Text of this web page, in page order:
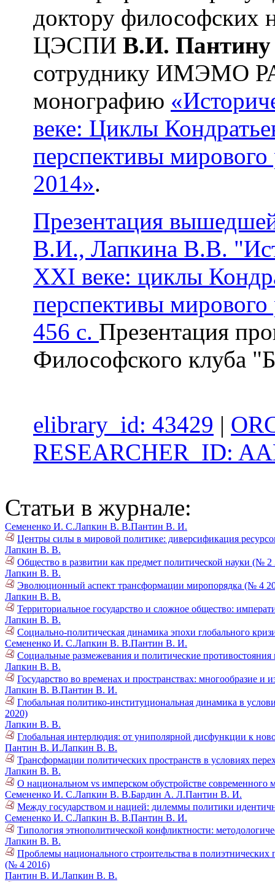
доктору философских
ЦЭСПИ В.И. Пантину
сотруднику ИМЭМО
монографию
веке: Циклы
перспективы
2014».
Презентация
В.И., Лапкина В.В.
XXI веке: циклы
перспективы
456 с. Презентация
Философского клуба
elibrary_id: 43429 |
RESEARCHER_ID:
Статьи в журнале:
Семененко И. С.Лапкин В. В.Пантин В. И.
Центры силы в мировой политике: диверсификация
Лапкин В. В.
Общество в развитии как предмет политической науки (№ 2
Лапкин В. В.
Эволюционный аспект трансформации миропорядка (№ 4
Лапкин В. В.
Территориальное государство и сложное общество:
Лапкин В. В.
Социально-политическая динамика эпохи глобального
Семененко И. С.Лапкин В. В.Пантин В. И.
Социальные размежевания и политические
Лапкин В. В.
Государство во временах и пространствах: многообразие и
Лапкин В. В.Пантин В. И.
Глобальная политико-институциональная динамика в
2020)
Лапкин В. В.
Глобальная интерлюдия: от униполярной дисфункции к
Пантин В. И.Лапкин В. В.
Трансформации политических пространств в условиях
Лапкин В. В.
О национальном vs имперском обустройстве современного
Семененко И. С.Лапкин В. В.Бардин А. Л.Пантин В. И.
Между государством и нацией: дилеммы политики
Семененко И. С.Лапкин В. В.Пантин В. И.
Типология этнополитической конфликтности:
Лапкин В. В.
Проблемы национального строительства в полиэтнических
(№ 4 2016)
Пантин В. И.Лапкин В. В.